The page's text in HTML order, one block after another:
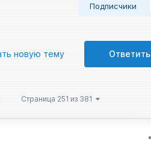
Подписчики
Ответить
новую тему
Страница 251 из 381